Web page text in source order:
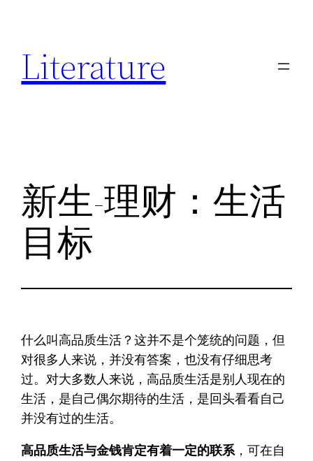
Literature
新生-理财：生活
目标
什么叫高品质生活？这并不是个笼统的问题，但
对很多人来说，并没有答案，也没有仔细思考
过。对大多数人来说，高品质生活是别人现在的
生活，是自己偶尔期待的生活，是回头看看自己
并没有过的生活。
高品质生活与金钱肯定有着一定的联系 ，可在自